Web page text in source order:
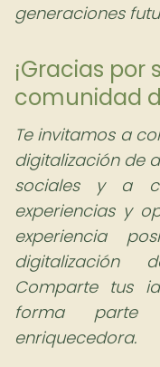
generaciones
¡Gracias por
comunidad
Te invitamos a
digitalización de
sociales y a
experiencias y
experiencia
digitalización
Comparte tus
forma parte
enriquecedora.